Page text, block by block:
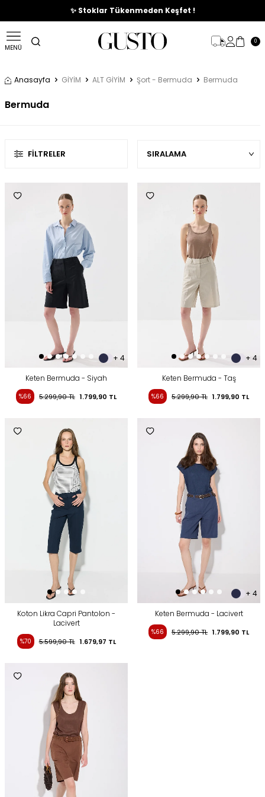
🎉%70'e Varan Büyük Yaz İndirim Başladı !
✨ Stoklar Tükenmeden Keşfet !
MENÜ
0
Anasayfa GİYİM ALT GİYİM Şort - Bermuda Bermuda
Bermuda
FILTRELER
+ 4
Keten Bermuda - Siyah
%66 5.299,90TL 1.799,90 TL
+ 4
Keten Bermuda - Taş
%66 5.299,90TL 1.799,90 TL
Koton Likra Capri Pantolon -
Lacivert
%70 5.599,90TL 1.679,97 TL
+ 4
Keten Bermuda - Lacivert
%66 5.299,90TL 1.799,90 TL